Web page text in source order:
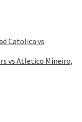
Catolica vs
vs Atletico Mineiro,